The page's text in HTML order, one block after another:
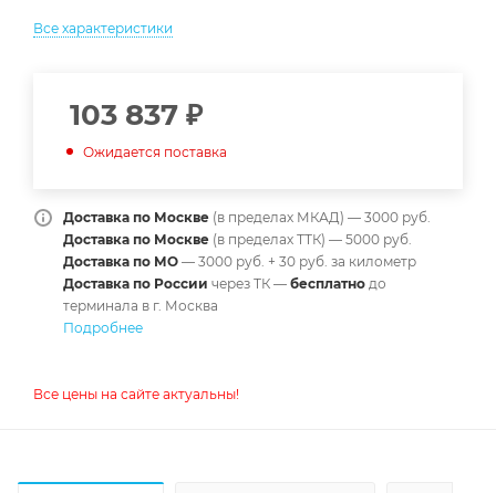
Все характеристики
103 837 ₽
Ожидается поставка
Доставка по Москве (в пределах МКАД) — 3000 руб.
Доставка по Москве (в пределах ТТК) — 5000 руб.
Доставка по МО — 3000 руб. + 30 руб. за километр
Доставка по России через ТК — бесплатно до
терминала в г. Москва
Подробнее
Все цены на сайте актуальны!